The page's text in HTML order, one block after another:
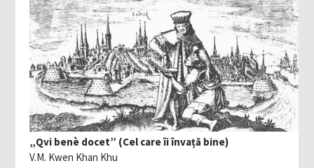
„Qvi benè docet” (Cel care îi învață bine)
V.M. Kwen Khan Khu